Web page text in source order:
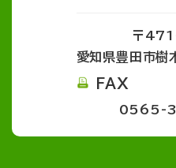
〒
愛知県豊田市樹
FAX
0565-